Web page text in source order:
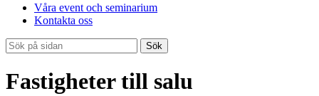
Våra event och seminarium
Kontakta oss
Sök
Fastigheter till salu